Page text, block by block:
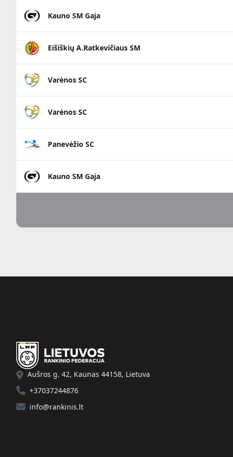
Kauno SM Gaja
Eišiškių A.Ratkevičiaus SM
Varėnos SC
Varėnos SC
Panevėžio SC
Kauno SM Gaja
Aušros g. 42, Kaunas 44158, Lietuva
+37037244876
info@rankinis.lt